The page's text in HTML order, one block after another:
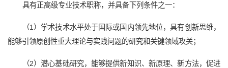
具有正高级专业技术职称，并具备下列条件之一：
（1）学术技术水平处于国际或国内领先地位，具有创新思维，
能够引领原创性重大理论与实践问题的研究和关键领域攻关；
（2）潜心基础研究，能够提供新知识、新原理、新方法，促进